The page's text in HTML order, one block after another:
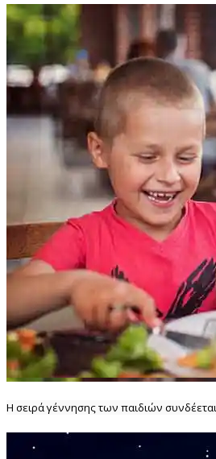
Η σειρά γέννησης των παιδιών